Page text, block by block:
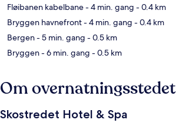
Fløibanen kabelbane- 4 min. gang - 0.4 km
Bryggen havnefront- 4 min. gang - 0.4 km
Bergen- 5 min. gang - 0.5 km
Bryggen- 6 min. gang - 0.5 km
Om overnatningsstedet
Skostredet Hotel & Spa